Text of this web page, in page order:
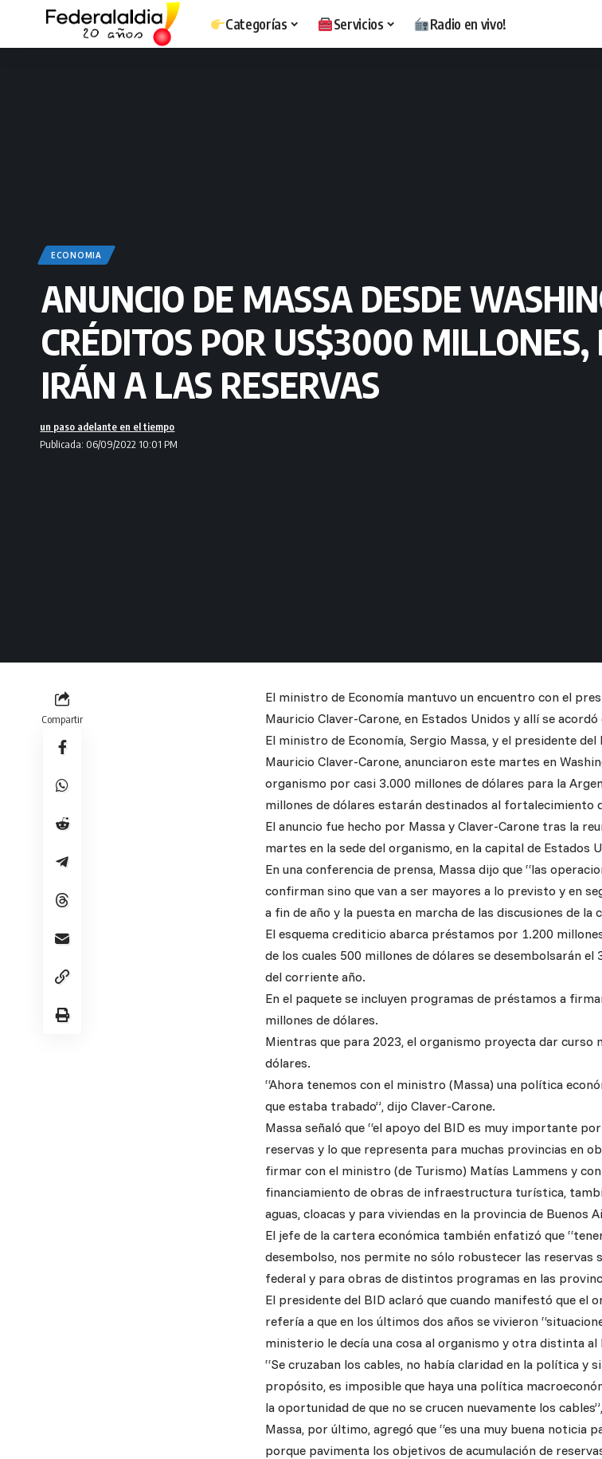
Categorías Servicios Radio en vivo!
ECONOMIA
ANUNCIO DE MASSA DESDE
CRÉDITOS POR US$3000 MILLONES,
IRÁN A LAS RESERVAS
Publicada: 06/09/2022 10:01 PM
un paso adelante en el tiempo
Compartir
El ministro de Economía mantuvo un encuentro con el
Mauricio Claver-Carone, en Estados Unidos y allí se
El ministro de Economía, Sergio Massa, y el presidente
Mauricio Claver-Carone, anunciaron este martes en
organismo por casi 3.000 millones de dólares para la
millones de dólares estarán destinados al fortalecimiento
El anuncio fue hecho por Massa y Claver-Carone tras la
martes en la sede del organismo, en la capital de Estados
En una conferencia de prensa, Massa dijo que “las
confirman sino que van a ser mayores a lo previsto y en
a fin de año y la puesta en marcha de las discusiones de la
El esquema crediticio abarca préstamos por 1.200
de los cuales 500 millones de dólares se desembolsarán
del corriente año.
En el paquete se incluyen programas de préstamos a
millones de dólares.
Mientras que para 2023, el organismo proyecta dar curso
dólares.
“Ahora tenemos con el ministro (Massa) una política
que estaba trabado”, dijo Claver-Carone.
Massa señaló que “el apoyo del BID es muy importante
reservas y lo que representa para muchas provincias en
firmar con el ministro (de Turismo) Matías Lammens y
financiamiento de obras de infraestructura turística,
aguas, cloacas y para viviendas en la provincia de Buenos
El jefe de la cartera económica también enfatizó que
desembolso, nos permite no sólo robustecer las
federal y para obras de distintos programas en las
El presidente del BID aclaró que cuando manifestó que el
refería a que en los últimos dos años se vivieron
ministerio le decía una cosa al organismo y otra distinta
“Se cruzaban los cables, no había claridad en la política y
propósito, es imposible que haya una política
la oportunidad de que no se crucen nuevamente los
Massa, por último, agregó que “es una muy buena noticia
porque pavimenta los objetivos de acumulación de